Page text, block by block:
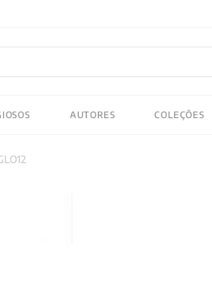
AUTORES COLEÇÕES